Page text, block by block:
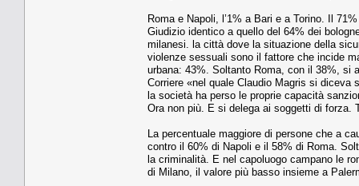
Roma e Napoli, l’1% a Bari e a Torino. Il
Giudizio identico a quello del 64% dei
milanesi. la città dove la situazione della
violenze sessuali sono il fattore che incide
urbana: 43%. Soltanto Roma, con il 38%, si
Corriere «nel quale Claudio Magris si
la società ha perso le proprie capacità
Ora non più. E si delega ai soggetti di forza.
La percentuale maggiore di persone che a
contro il 60% di Napoli e il 58% di Roma.
la criminalità. E nel capoluogo campano le
di Milano, il valore più basso insieme a